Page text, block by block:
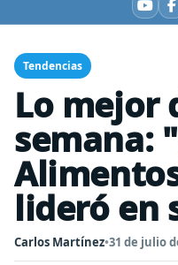
Tendencias
Lo mejor
semana:
lideró en
Carlos Martínez•31 de julio